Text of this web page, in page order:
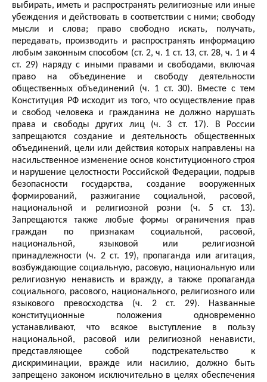
выбирать, иметь и распространять религиозные или иные
убеждения и действовать в соответствии с ними; свободу
мысли и слова; право свободно искать, получать,
передавать, производить и распространять информацию
любым законным способом (ст. 2, ч. 1 ст. 13, ст. 28, ч. 1 и 4
ст. 29) наряду с иными правами и свободами, включая
право на объединение и свободу деятельности
общественных объединений (ч. 1 ст. 30). Вместе с тем
Конституция РФ исходит из того, что осуществление прав
и свобод человека и гражданина не должно нарушать
права и свободы других лиц (ч. 3 ст. 17). В России
запрещаются создание и деятельность общественных
объединений, цели или действия которых направлены на
насильственное изменение основ конституционного строя
и нарушение целостности Российской Федерации, подрыв
безопасности государства, создание вооруженных
формирований, разжигание социальной, расовой,
национальной и религиозной розни (ч. 5 ст. 13).
Запрещаются также любые формы ограничения прав
граждан по признакам социальной, расовой,
национальной, языковой или религиозной
принадлежности (ч. 2 ст. 19), пропаганда или агитация,
возбуждающие социальную, расовую, национальную или
религиозную ненависть и вражду, а также пропаганда
социального, расового, национального, религиозного или
языкового превосходства (ч. 2 ст. 29). Названные
конституционные положения одновременно
устанавливают, что всякое выступление в пользу
национальной, расовой или религиозной ненависти,
представляющее собой подстрекательство к
дискриминации, вражде или насилию, должно быть
запрещено законом исключительно в целях обеспечения